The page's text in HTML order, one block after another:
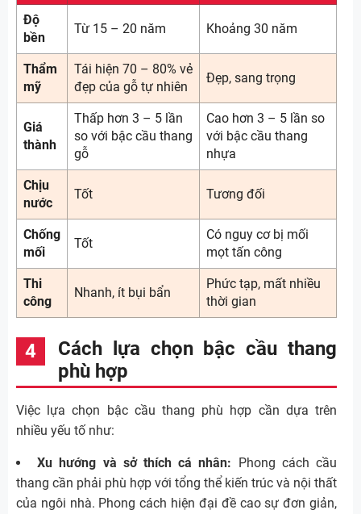
Độ
bền
Từ 15 – 20 năm Khoảng 30 năm
Thẩm
mỹ
Tái hiện 70 – 80% vẻ
đẹp của gỗ tự nhiên
Đẹp, sang trọng
Giá
thành
Thấp hơn 3 – 5 lần
so với bậc cầu thang
gỗ
Cao hơn 3 – 5 lần so
với bậc cầu thang
nhựa
Chịu
nước
Tốt Tương đối
Chống
mối
Tốt
Có nguy cơ bị mối
mọt tấn công
Thi
công
Nhanh, ít bụi bẩn
Phức tạp, mất nhiều
thời gian
Cách lựa chọn bậc cầu thang
phù hợp
Việc lựa chọn bậc cầu thang phù hợp cần dựa trên
nhiều yếu tố như:
Xu hướng và sở thích cá nhân: Phong cách cầu
thang cần phải phù hợp với tổng thể kiến trúc và nội thất
của ngôi nhà. Phong cách hiện đại đề cao sự đơn giản,